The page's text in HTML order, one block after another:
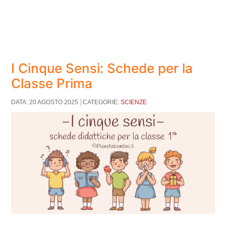
I Cinque Sensi: Schede per la
Classe Prima
DATA: 20 AGOSTO 2025 CATEGORIE:SCIENZE